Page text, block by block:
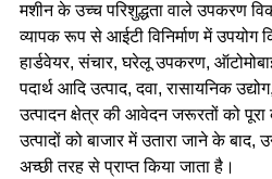
मशीन के उच्च परिशुद्धता वाले उपकरण
व्यापक रूप से आईटी विनिर्माण में उपयोग
हार्डवेयर, संचार, घरेलू उपकरण,
पदार्थ आदि उत्पाद, दवा, रासायनिक
उत्पादन क्षेत्र की आवेदन जरूरतों को
उत्पादों को बाजार में उतारा जाने के बाद,
अच्छी तरह से प्राप्त किया जाता है।